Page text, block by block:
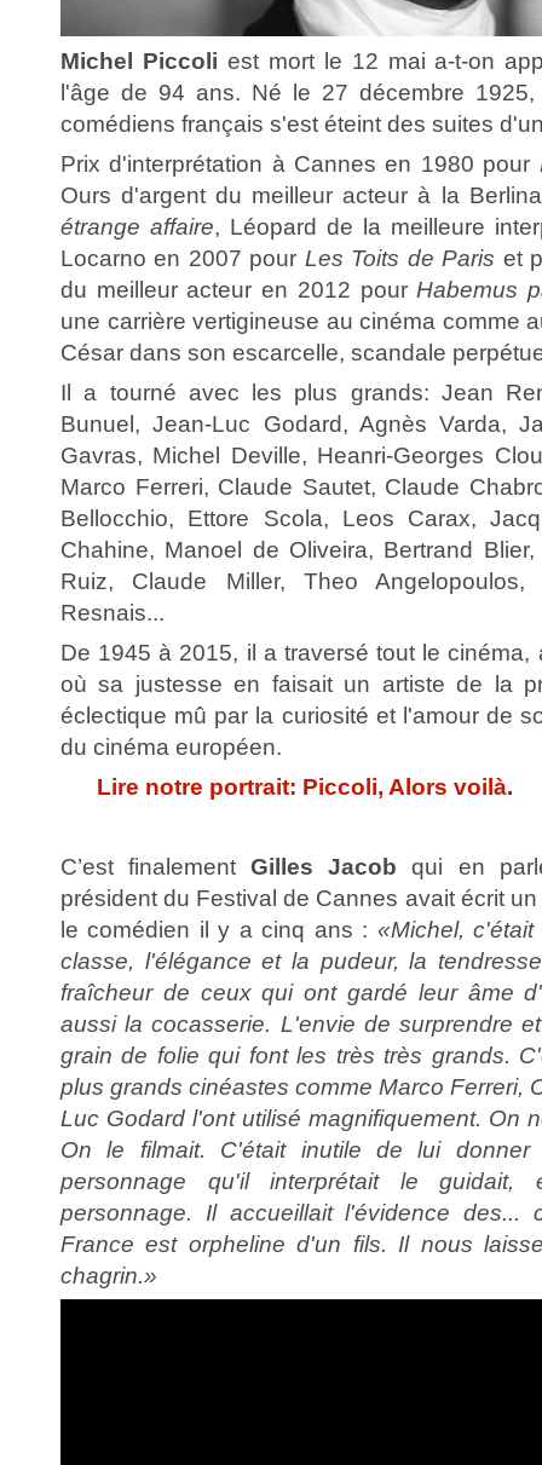
Michel Piccoli est mort le 12 mai a-t-on
l'âge de 94 ans. Né le 27 décembre
comédiens français s'est éteint des suites
Prix d'interprétation à Cannes en 1980 pour
Ours d'argent du meilleur acteur à la
étrange affaire, Léopard de la meilleure
Locarno en 2007 pour Les Toits de Paris et
du meilleur acteur en 2012 pourHabemus
une carrière vertigineuse au cinéma comme
César dans son escarcelle, scandale
Il a tourné avec les plus grands: Jean
Bunuel, Jean-Luc Godard, Agnès Varda,
Gavras, Michel Deville, Heanri-Georges
Marco Ferreri, Claude Sautet, Claude
Bellocchio, Ettore Scola, Leos Carax,
Chahine, Manoel de Oliveira, Bertrand
Ruiz, Claude Miller, Theo
Resnais...
De 1945 à 2015, il a traversé tout le cinéma,
où sa justesse en faisait un artiste de la
éclectique mû par la curiosité et l'amour de
du cinéma européen.
Lire notre portrait: Piccoli, Alors voilà.
C’est finalementGilles Jacob qui en
président du Festival de Cannes avait écrit un
le comédien il y a cinq ans : «Michel,
classe, l'élégance et la pudeur, la
fraîcheur de ceux qui ont gardé leur âme
aussi la cocasserie. L'envie de surprendre
grain de folie qui font les très très grands.
plus grands cinéastes comme Marco Ferreri,
Luc Godard l'ont utilisé magnifiquement. On
On le filmait. C'était inutile de lui donner
personnage qu'il interprétait le guidait,
personnage. Il accueillait l'évidence
France est orpheline d'un fils. Il nous
chagrin.»